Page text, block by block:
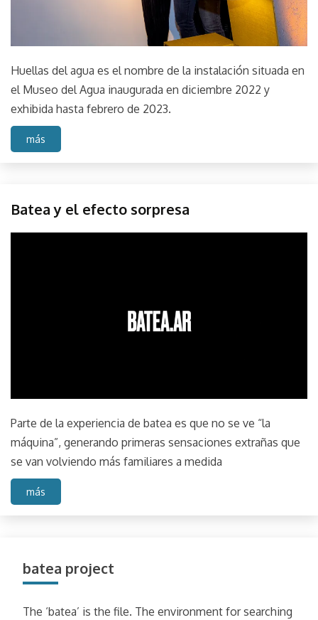
Huellas del agua es el nombre de la instalación situada en
el Museo del Agua inaugurada en diciembre 2022 y
exhibida hasta febrero de 2023.
más
Muestra
Batea y el efecto sorpresa
Parte de la experiencia de batea es que no se ve “la
máquina”, generando primeras sensaciones extrañas que
se van volviendo más familiares a medida
más
batea project
The ‘batea’ is the file. The environment for searching